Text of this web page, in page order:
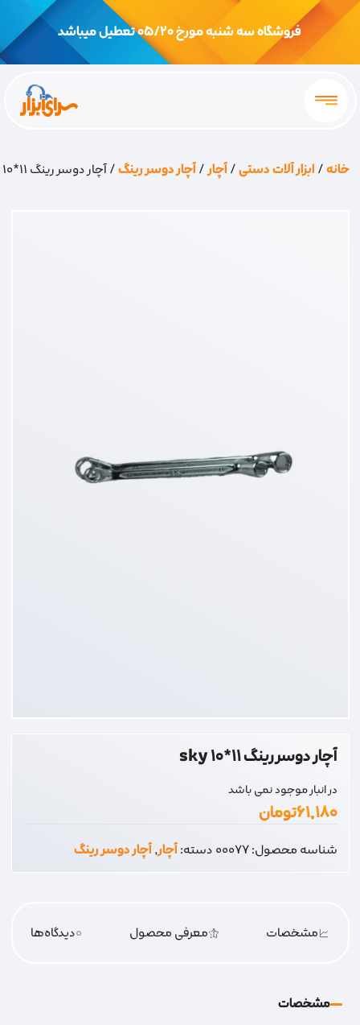
فروشگاه سه شنبه مورخ 05/20 تعطیل میباشد
خانه/ابزار آلات دستی/آچار/آچار دوسر رینگ/ آچار دوسر رینگ 11*10 sky
آچار دوسر رینگ 11*10 sky
در انبار موجود نمی باشد
۶۱,۱۸۰تومان
شناسه محصول:00077دسته:آچار,آچار دوسر رینگ
مشخصات معرفی محصول 0دیدگاه‌‌ها
مشخصات